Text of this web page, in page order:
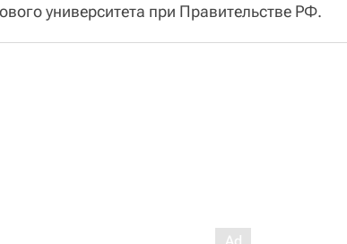
университета при Правительстве РФ.